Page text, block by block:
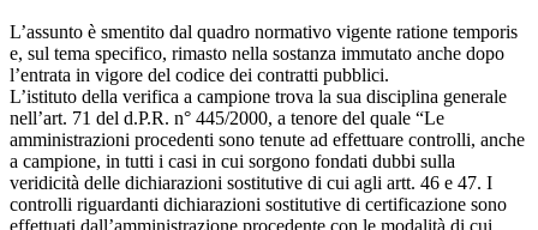
L’assunto è smentito dal quadro normativo vigente ratione temporis
e, sul tema specifico, rimasto nella sostanza immutato anche dopo
l’entrata in vigore del codice dei contratti pubblici.
L’istituto della verifica a campione trova la sua disciplina generale
nell’art. 71 del d.P.R. n° 445/2000, a tenore del quale “Le
amministrazioni procedenti sono tenute ad effettuare controlli, anche
a campione, in tutti i casi in cui sorgono fondati dubbi sulla
veridicità delle dichiarazioni sostitutive di cui agli artt. 46 e 47. I
controlli riguardanti dichiarazioni sostitutive di certificazione sono
effettuati dall’amministrazione procedente con le modalità di cui